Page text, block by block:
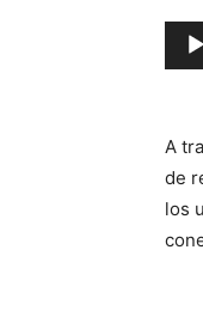
de
A
de
los